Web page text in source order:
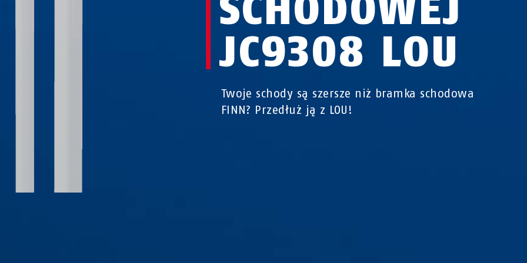
JC9308 LOU
Twoje schody są szersze niż bramka schodowa
FINN? Przedłuż ją z LOU!